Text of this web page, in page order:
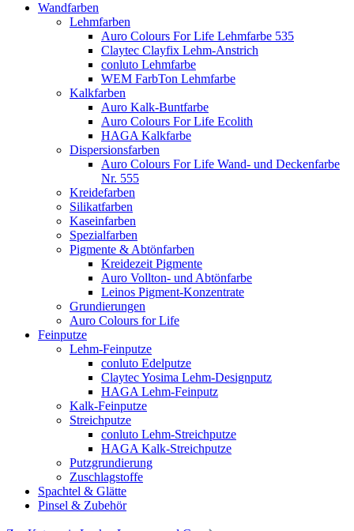
Wandfarben
Lehmfarben
Auro Colours For Life Lehmfarbe 535
Claytec Clayfix Lehm-Anstrich
conluto Lehmfarbe
WEM FarbTon Lehmfarbe
Kalkfarben
Auro Kalk-Buntfarbe
Auro Colours For Life Ecolith
HAGA Kalkfarbe
Dispersionsfarben
Auro Colours For Life Wand- und Deckenfarbe
Nr. 555
Kreidefarben
Silikatfarben
Kaseinfarben
Spezialfarben
Pigmente & Abtönfarben
Kreidezeit Pigmente
Auro Vollton- und Abtönfarbe
Leinos Pigment-Konzentrate
Grundierungen
Auro Colours for Life
Feinputze
Lehm-Feinputze
conluto Edelputze
Claytec Yosima Lehm-Designputz
HAGA Lehm-Feinputz
Kalk-Feinputze
Streichputze
conluto Lehm-Streichputze
HAGA Kalk-Streichputze
Putzgrundierung
Zuschlagstoffe
Spachtel & Glätte
Pinsel & Zubehör